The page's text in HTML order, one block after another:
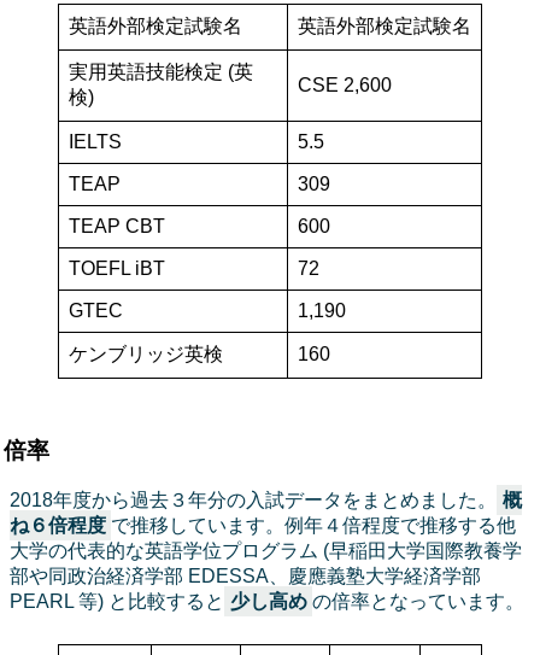
英語外部検定試験名 英語外部検定試験名
実用英語技能検定 (英
検)
CSE 2,600
IELTS 5.5
TEAP 309
TEAP CBT 600
TOEFL iBT 72
GTEC 1,190
ケンブリッジ英検 160
倍率
2018年度から過去３年分の入試データをまとめました。
概
ね６倍程度 で推移しています。例年４倍程度で推移する他
大学の代表的な英語学位プログラム (早稲田大学国際教養学
部や同政治経済学部 EDESSA、慶應義塾大学経済学部
PEARL 等) と比較すると 少し高め の倍率となっています。